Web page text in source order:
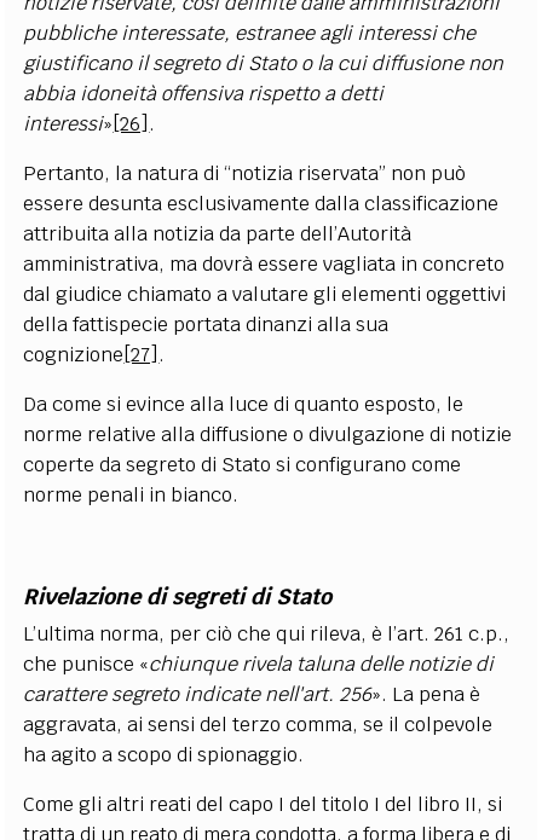
pubbliche interessate, estranee agli interessi che
giustificano il segreto di Stato o la cui diffusione non
abbia idoneità offensiva rispetto a detti
interessi»[26] .
Pertanto, la natura di “notizia riservata” non può
essere desunta esclusivamente dalla classificazione
attribuita alla notizia da parte dell’Autorità
amministrativa, ma dovrà essere vagliata in concreto
dal giudice chiamato a valutare gli elementi oggettivi
della fattispecie portata dinanzi alla sua
cognizione[27] .
Da come si evince alla luce di quanto esposto, le
norme relative alla diffusione o divulgazione di notizie
coperte da segreto di Stato si configurano come
norme penali in bianco.
Rivelazione di segreti di Stato
L’ultima norma, per ciò che qui rileva, è l’art. 261 c.p.,
che punisce «chiunque rivela taluna delle notizie di
carattere segreto indicate nell'art. 256». La pena è
aggravata, ai sensi del terzo comma, se il colpevole
ha agito a scopo di spionaggio.
Come gli altri reati del capo I del titolo I del libro II, si
tratta di un reato di mera condotta, a forma libera e di